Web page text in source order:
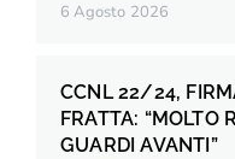
6 Agosto 2026
CCNL 22/24,
FRATTA: “MOLTO
GUARDI AVANTI”